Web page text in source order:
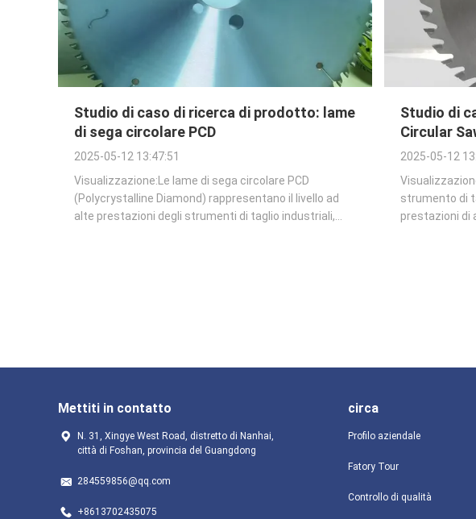
Studio di caso di ricerca di prodotto: lame
di sega circolare PCD
2025-05-12 13:47:51
Visualizzazione:Le lame di sega circolare PCD
(Polycrystalline Diamond) rappresentano il livello ad
alte prestazioni degli strumenti di taglio industriali,
Studio di
Circular
2025-05-12
strumento di
prestazioni di
Mettiti in contatto
N. 31, Xingye West Road, distretto di Nanhai,
città di Foshan, provincia del Guangdong
284559856@qq.com
+8613702435075
circa
Profilo aziendale
Fatory Tour
Controllo di qualità